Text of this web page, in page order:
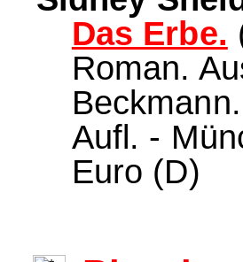
Das Erbe.
Roman.
Aufl. -
Euro (D)